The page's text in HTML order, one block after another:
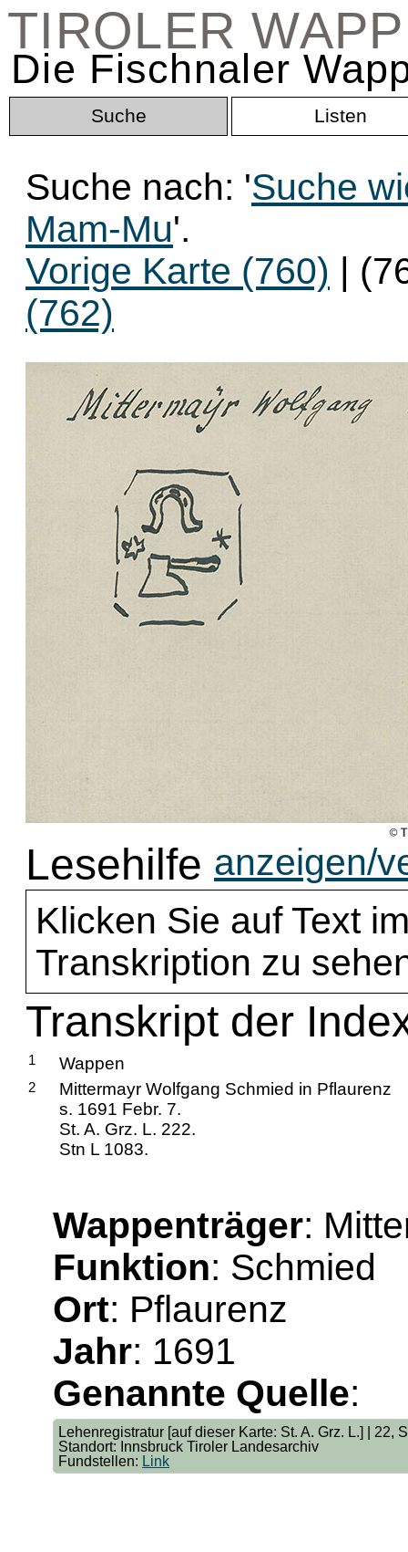
TIROLER
Die Fischnaler
Suche Listen
Suche nach: 'Suche
Mam-Mu'.
Vorige Karte (760) |
(762)
Lesehilfe anzeigen/
Klicken Sie auf Text
Transkription zu
Transkript der
1 Wappen
2
Mittermayr Wolfgang Schmied in Pflaurenz
s. 1691 Febr. 7.
St. A. Grz. L. 222.
Stn L 1083.
Wappenträger:
Funktion: Schmied
Ort: Pflaurenz
Jahr: 1691
Genannte Quelle:
Lehenregistratur [auf dieser Karte: St. A. Grz. L.] | 22,
Standort: Innsbruck Tiroler Landesarchiv
Fundstellen: Link